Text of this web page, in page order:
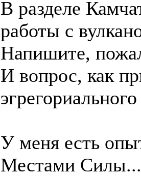
В разделе
работы с
Напишите,
И вопрос, как
У меня есть
Местами